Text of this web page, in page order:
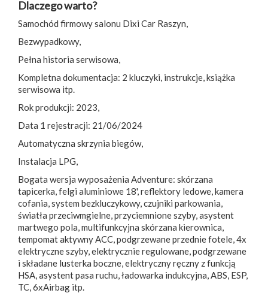
Dlaczego warto?
Samochód firmowy salonu Dixi Car Raszyn,
Bezwypadkowy,
Pełna historia serwisowa,
Kompletna dokumentacja: 2 kluczyki, instrukcje, książka
serwisowa itp.
Rok produkcji: 2023,
Data 1 rejestracji: 21/06/2024
Automatyczna skrzynia biegów,
Instalacja LPG,
Bogata wersja wyposażenia Adventure: skórzana
tapicerka, felgi aluminiowe 18', reflektory ledowe, kamera
cofania, system bezkluczykowy, czujniki parkowania,
światła przeciwmgielne, przyciemnione szyby, asystent
martwego pola, multifunkcyjna skórzana kierownica,
tempomat aktywny ACC, podgrzewane przednie fotele, 4x
elektryczne szyby, elektrycznie regulowane, podgrzewane
i składane lusterka boczne, elektryczny ręczny z funkcją
HSA, asystent pasa ruchu, ładowarka indukcyjna, ABS, ESP,
TC, 6xAirbag itp.